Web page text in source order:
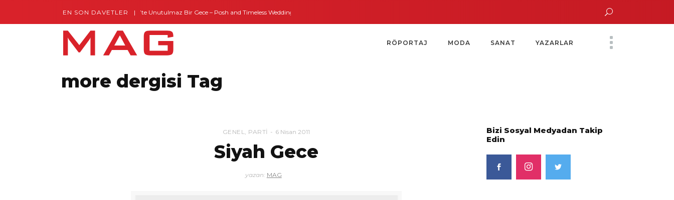
EN SON DAVETLERGaziantep’te Unutulmaz Bir Gece – Posh and Timeless Weddings Yoko Ono Sergisi Özel Bir Davetle Açıldı
RÖPORTAJ MODA SANAT YAZARLAR
more dergisi Tag
GENEL, PARTI 6 Nisan 2011
Siyah Gece
yazan: MAG
Bizi Sosyal Medyadan Takip
Edin